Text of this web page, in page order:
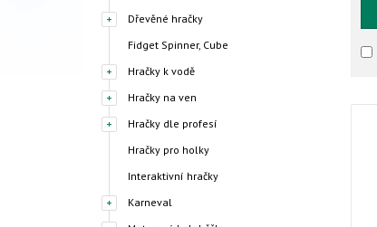
Dřevěné hračky
Fidget Spinner, Cube
Hračky k vodě
Hračky na ven
Hračky dle profesí
Hračky pro holky
Interaktivní hračky
Karneval